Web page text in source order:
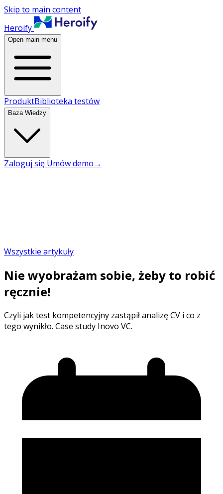
Skip to main content
Heroify
Open main menu
ProduktBiblioteka testów
Baza Wiedzy
Zaloguj się Umów demo→
Wszystkie artykuły
Nie wyobrażam sobie, żeby to robić
ręcznie!
Czyli jak test kompetencyjny zastąpił analizę CV i co z
tego wynikło. Case study Inovo VC.